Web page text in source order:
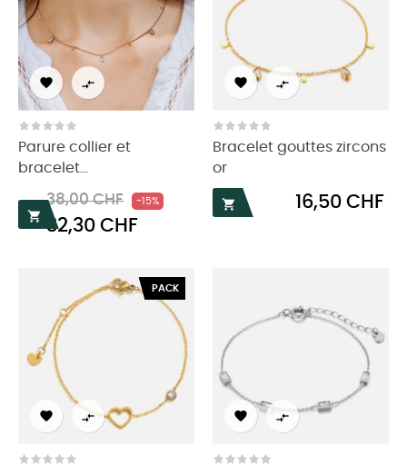
 
Parure collier et
bracelet...

Prix
habituel
38,00 CHF -15%
32,30 CHF
 
Bracelet gouttes zircons
or

Prix
16,50 CHF
PACK
   